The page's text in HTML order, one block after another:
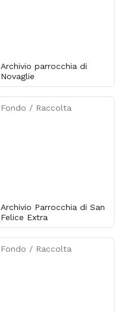
Archivio parrocchia di
Novaglie
Fondo / Raccolta
Archivio Parrocchia di San
Felice Extra
Fondo / Raccolta